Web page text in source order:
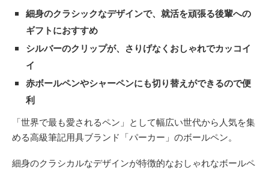
細身のクラシックなデザインで、就活を頑張る後輩への
ギフトにおすすめ
シルバーのクリップが、さりげなくおしゃれでカッコイ
イ
赤ボールペンやシャーペンにも切り替えができるので便
利
「世界で最も愛されるペン」として幅広い世代から人気を集
める高級筆記用具ブランド「パーカー」のボールペン。
細身のクラシカルなデザインが特徴的なおしゃれなボールペ